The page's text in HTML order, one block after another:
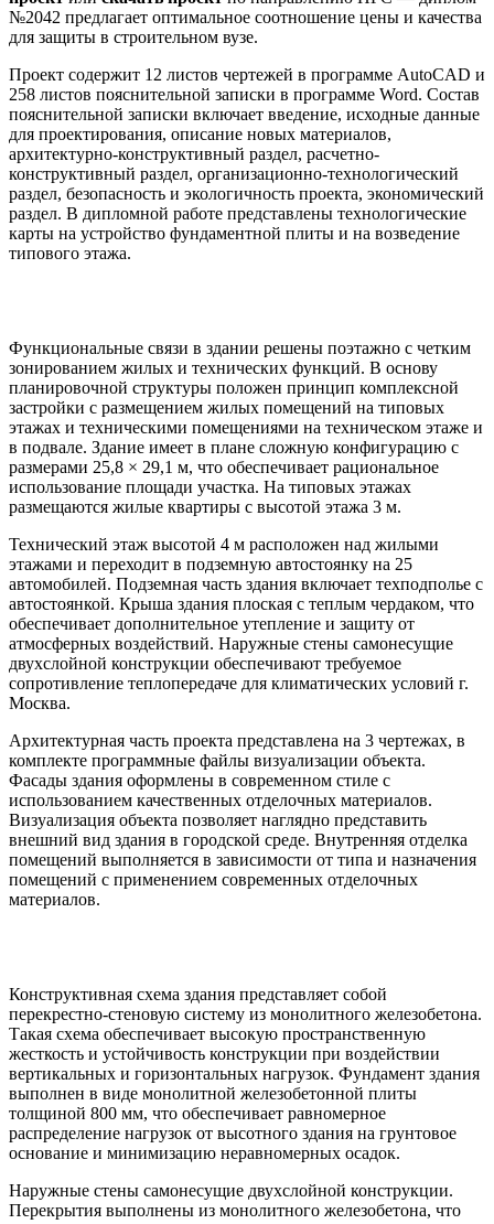
№2042 предлагает оптимальное соотношение цены и качества
для защиты в строительном вузе.
Проект содержит 12 листов чертежей в программе AutoCAD и
258 листов пояснительной записки в программе Word. Состав
пояснительной записки включает введение, исходные данные
для проектирования, описание новых материалов,
архитектурно-конструктивный раздел, расчетно-
конструктивный раздел, организационно-технологический
раздел, безопасность и экологичность проекта, экономический
раздел. В дипломной работе представлены технологические
карты на устройство фундаментной плиты и на возведение
типового этажа.
Функциональные связи в здании решены поэтажно с четким
зонированием жилых и технических функций. В основу
планировочной структуры положен принцип комплексной
застройки с размещением жилых помещений на типовых
этажах и техническими помещениями на техническом этаже и
в подвале. Здание имеет в плане сложную конфигурацию с
размерами 25,8 × 29,1 м, что обеспечивает рациональное
использование площади участка. На типовых этажах
размещаются жилые квартиры с высотой этажа 3 м.
Технический этаж высотой 4 м расположен над жилыми
этажами и переходит в подземную автостоянку на 25
автомобилей. Подземная часть здания включает техподполье с
автостоянкой. Крыша здания плоская с теплым чердаком, что
обеспечивает дополнительное утепление и защиту от
атмосферных воздействий. Наружные стены самонесущие
двухслойной конструкции обеспечивают требуемое
сопротивление теплопередаче для климатических условий г.
Москва.
Архитектурная часть проекта представлена на 3 чертежах, в
комплекте программные файлы визуализации объекта.
Фасады здания оформлены в современном стиле с
использованием качественных отделочных материалов.
Визуализация объекта позволяет наглядно представить
внешний вид здания в городской среде. Внутренняя отделка
помещений выполняется в зависимости от типа и назначения
помещений с применением современных отделочных
материалов.
Конструктивная схема здания представляет собой
перекрестно-стеновую систему из монолитного железобетона.
Такая схема обеспечивает высокую пространственную
жесткость и устойчивость конструкции при воздействии
вертикальных и горизонтальных нагрузок. Фундамент здания
выполнен в виде монолитной железобетонной плиты
толщиной 800 мм, что обеспечивает равномерное
распределение нагрузок от высотного здания на грунтовое
основание и минимизацию неравномерных осадок.
Наружные стены самонесущие двухслойной конструкции.
Перекрытия выполнены из монолитного железобетона, что